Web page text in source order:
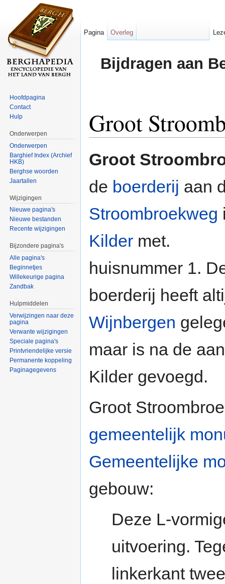
Bijdragen aan
Groot
Groot
de boerderij aan
Stroombroekweg
Kilder met.
huisnummer 1.
boerderij heeft
Wijnbergen
maar is na de
Kilder gevoegd.
Groot
gemeentelijk
Gemeentelijke
gebouw:
Deze L-
uitvoering.
linkerkant
Pagina Overleg
Hoofdpagina
Contact
Hulp
Onderwerpen
Onderwerpen
Barghief Index (Archief
HKB)
Berghse woorden
Jaartallen
Wijzigingen
Nieuwe pagina's
Nieuwe bestanden
Recente wijzigingen
Bijzondere pagina's
Alle pagina's
Beginnetjes
Willekeurige pagina
Zandbak
Hulpmiddelen
Verwijzingen naar deze
pagina
Verwante wijzigingen
Speciale pagina's
Printvriendelijke versie
Permanente koppeling
Paginagegevens